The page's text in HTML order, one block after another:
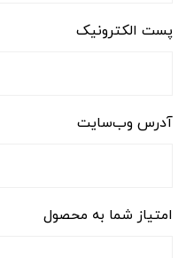
پست الکترونیک
آدرس وب‌سایت
امتیاز شما به محصول